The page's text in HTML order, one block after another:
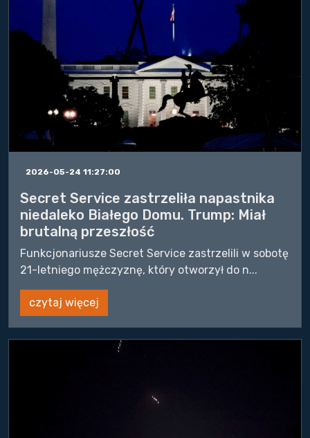
2026-05-24 11:27:00
Secret Service zastrzeliła napastnika
niedaleko Białego Domu. Trump: Miał
brutalną przeszłość
Funkcjonariusze Secret Service zastrzelili w sobotę
21-letniego mężczyznę, który otworzył do n...
czytaj więcej